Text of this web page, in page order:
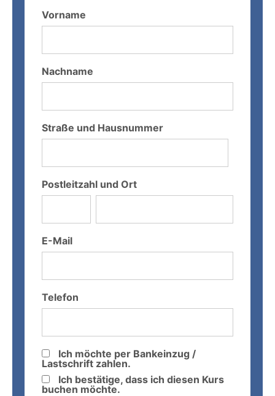
Vorname
Nachname
Straße und Hausnummer
Postleitzahl und Ort
E-Mail
Telefon
Ich möchte per Bankeinzug /
Lastschrift zahlen.
Ich bestätige, dass ich diesen Kurs
buchen möchte.